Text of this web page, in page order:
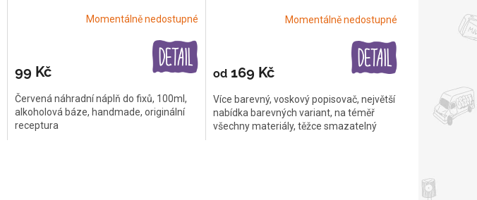
Momentálně nedostupné
99 Kč
Červená náhradní náplň do fixů, 100ml,
alkoholová báze, handmade, originální
receptura
Momentálně nedostupné
od169 Kč
Více barevný, voskový popisovač, největší
nabídka barevných variant, na téměř
všechny materiály, těžce smazatelný